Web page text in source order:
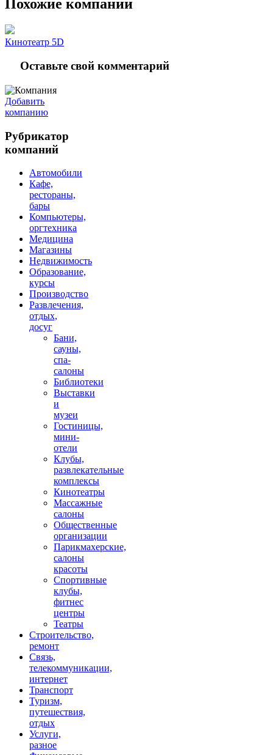
Похожие компании
Кинотеатр 5D
Оставьте свой комментарий
Добавить
компанию
Рубрикатор
компаний
Автомобили
Кафе,
рестораны,
бары
Компьютеры,
оргтехника
Медицина
Магазины
Недвижимость
Образование,
курсы
Производство
Развлечения,
отдых,
досуг
Бани,
сауны,
спа-
салоны
Библиотеки
Выставки
и
музеи
Гостиницы,
мини-
отели
Клубы,
развлекательные
комплексы
Кинотеатры
Массажные
салоны
Общественные
организации
Парикмахерские,
салоны
красоты
Спортивные
клубы,
фитнес
центры
Театры
Строительство,
ремонт
Связь,
телекоммуникации,
интернет
Транспорт
Туризм,
путешествия,
отдых
Услуги,
разное